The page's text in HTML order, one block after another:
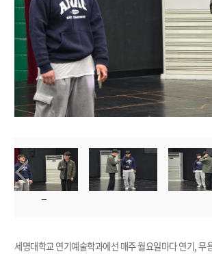
세명대학교 연기예술학과에선 매주 월요일마다 연기, 무